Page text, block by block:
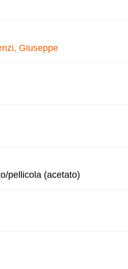
Giuseppe
pellicola (acetato)